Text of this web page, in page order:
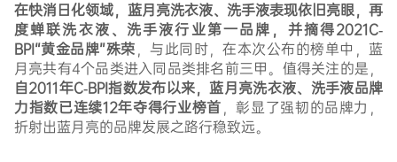
在快消日化领域， 蓝月亮洗衣液、洗手液表现依旧亮眼， 再
度蝉联洗衣液、洗手液行业第一品牌，并摘得2021C-
BPI“黄金品牌”殊荣，与此同时，在本次公布的榜单中，蓝
月亮共有4个品类进入同品类排名前三甲。值得关注的是，
自2011年C-BPI指数发布以来，蓝月亮洗衣液、洗手液品牌
力指数已连续12年夺得行业榜首，彰显了强韧的品牌力，
折射出蓝月亮的品牌发展之路行稳致远。